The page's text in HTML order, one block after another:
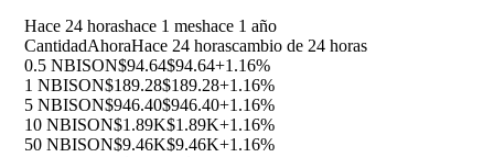
Hace 24 horashace 1 meshace 1 año
CantidadAhoraHace 24 horascambio de 24 horas
0.5 NBISON$94.64$94.64+1.16%
1 NBISON$189.28$189.28+1.16%
5 NBISON$946.40$946.40+1.16%
10 NBISON$1.89K$1.89K+1.16%
50 NBISON$9.46K$9.46K+1.16%